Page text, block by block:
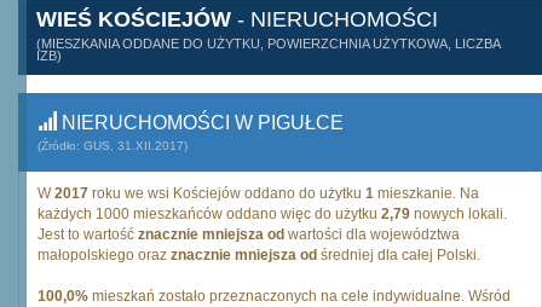
WIEŚ KOŚCIEJÓW - NIERUCHOMOŚCI
(MIESZKANIA ODDANE DO UŻYTKU, POWIERZCHNIA UŻYTKOWA, LICZBA
IZB)
NIERUCHOMOŚCI W PIGUŁCE
(Źródło: GUS, 31.XII.2017)
W2017 roku we wsi Kościejów oddano do użytku 1 mieszkanie. Na
każdych 1000 mieszkańców oddano więc do użytku 2,79 nowych lokali.
Jest to wartość znacznie mniejsza od wartości dla województwa
małopolskiego oraz znacznie mniejsza od średniej dla całej Polski.
100,0% mieszkań zostało przeznaczonych na cele indywidualne. Wśród